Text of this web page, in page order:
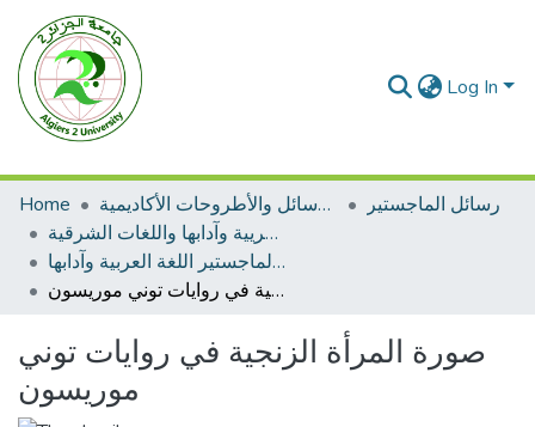
Log In
Home الرسائل والأطروحات الأكاديمية
رسائل الماجستير
رسائل الماجستير اللغة العريية وآدابها واللغات الشرقية
رسائل الماجستير اللغة العربية وآدابها
صورة المرأة الزنجية في روايات توني موريسون
صورة المرأة الزنجية في روايات توني
موريسون